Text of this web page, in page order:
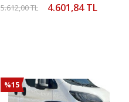
5.612,00 TL 4.601,84 TL
%15